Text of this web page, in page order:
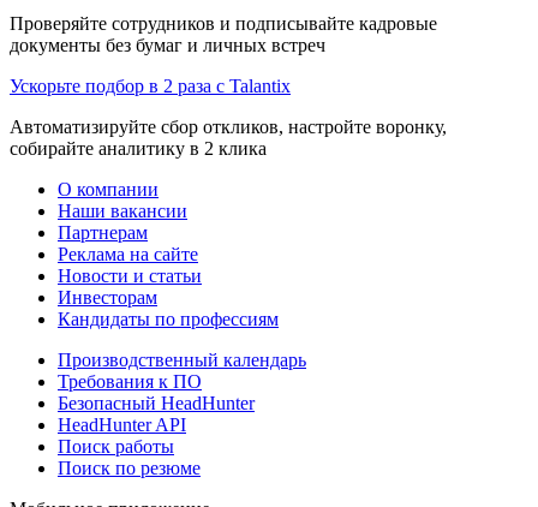
Проверяйте сотрудников и подписывайте кадровые
документы без бумаг и личных встреч
Ускорьте подбор в 2 раза с Talantix
Автоматизируйте сбор откликов, настройте воронку,
собирайте аналитику в 2 клика
О компании
Наши вакансии
Партнерам
Реклама на сайте
Новости и статьи
Инвесторам
Кандидаты по профессиям
Производственный календарь
Требования к ПО
Безопасный HeadHunter
HeadHunter API
Поиск работы
Поиск по резюме